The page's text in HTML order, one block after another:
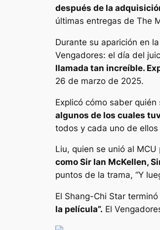
después de la
últimas entregas de The
Durante su aparición en
Vengadores: el día del
llamada tan increíble.
26 de marzo de 2025.
Explicó cómo saber
algunos de los cuales
todos y cada uno de ellos
Liu, quien se unió al
como Sir Ian McKellen,
puntos de la trama, “Y
El Shang-Chi Star
la película”. El